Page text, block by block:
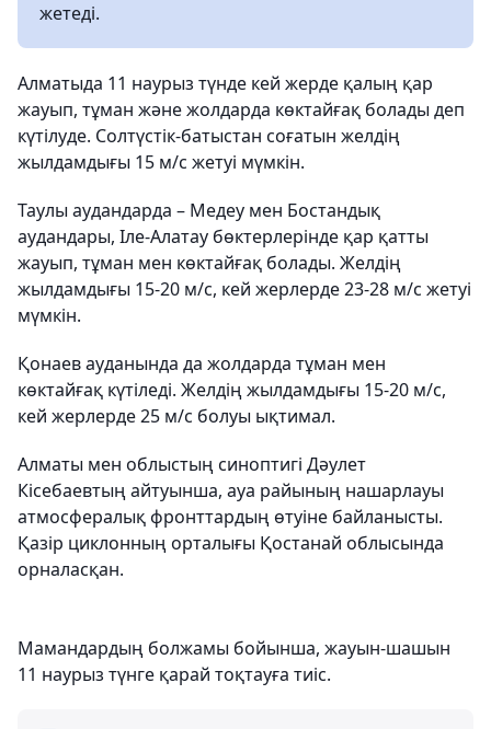
жетеді.
Алматыда 11 наурыз түнде кей жерде қалың қар
жауып, тұман және жолдарда көктайғақ болады деп
күтілуде. Солтүстік-батыстан соғатын желдің
жылдамдығы 15 м/с жетуі мүмкін.
Таулы аудандарда – Медеу мен Бостандық
аудандары, Іле-Алатау бөктерлерінде қар қатты
жауып, тұман мен көктайғақ болады. Желдің
жылдамдығы 15-20 м/с, кей жерлерде 23-28 м/с жетуі
мүмкін.
Қонаев ауданында да жолдарда тұман мен
көктайғақ күтіледі. Желдің жылдамдығы 15-20 м/с,
кей жерлерде 25 м/с болуы ықтимал.
Алматы мен облыстың синоптигі Дәулет
Кісебаевтың айтуынша, ауа райының нашарлауы
атмосфералық фронттардың өтуіне байланысты.
Қазір циклонның орталығы Қостанай облысында
орналасқан.
Мамандардың болжамы бойынша, жауын-шашын
11 наурыз түнге қарай тоқтауға тиіс.